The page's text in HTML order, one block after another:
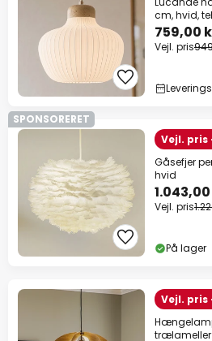
cm, hvid,
759,00
Vejl. pris
SPONSORERET
Vejl. pris
Gåsefjer
hvid
Vejl. pris
På lager
Vejl. pris